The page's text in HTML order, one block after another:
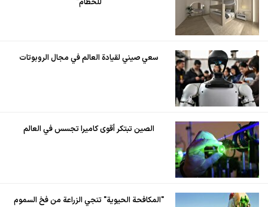
سعي صيني لقيادة العالم في مجال الروبوتات
الصين تبتكر أقوى كاميرا تجسس في العالم
"المكافحة الحيوية" تنجي الزراعة من فخ السموم